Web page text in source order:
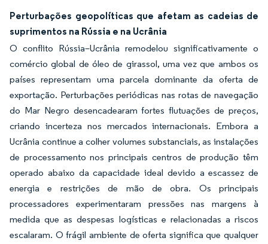
Perturbações geopolíticas que afetam as cadeias de
suprimentos na Rússia e na Ucrânia
O conflito Rússia–Ucrânia remodelou significativamente o
comércio global de óleo de girassol, uma vez que ambos os
países representam uma parcela dominante da oferta de
exportação. Perturbações periódicas nas rotas de navegação
do Mar Negro desencadearam fortes flutuações de preços,
criando incerteza nos mercados internacionais. Embora a
Ucrânia continue a colher volumes substanciais, as instalações
de processamento nos principais centros de produção têm
operado abaixo da capacidade ideal devido a escassez de
energia e restrições de mão de obra. Os principais
processadores experimentaram pressões nas margens à
medida que as despesas logísticas e relacionadas a riscos
escalaram. O frágil ambiente de oferta significa que qualquer